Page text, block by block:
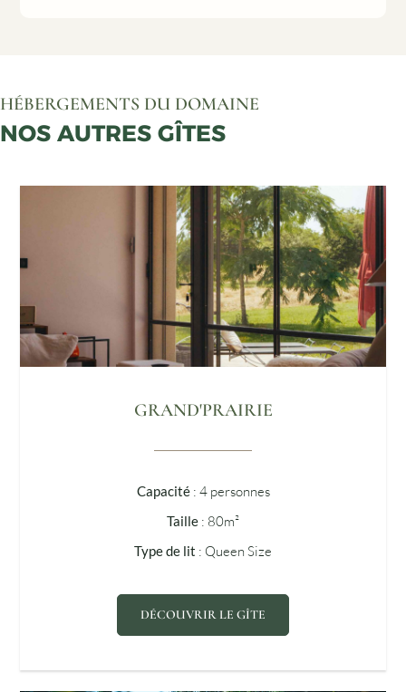
HÉBERGEMENTS DU DOMAINE
NOS AUTRES GÎTES
GRAND'PRAIRIE
Capacité: 4 personnes
Taille : 80m²
Type de lit : Queen Size
DÉCOUVRIR LE GÎTE